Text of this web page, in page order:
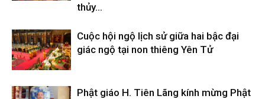
thủy...
Cuộc hội ngộ lịch sử giữa hai bậc đại
giác ngộ tại non thiêng Yên Tử
Phật giáo H. Tiên Lãng kính mừng Phật